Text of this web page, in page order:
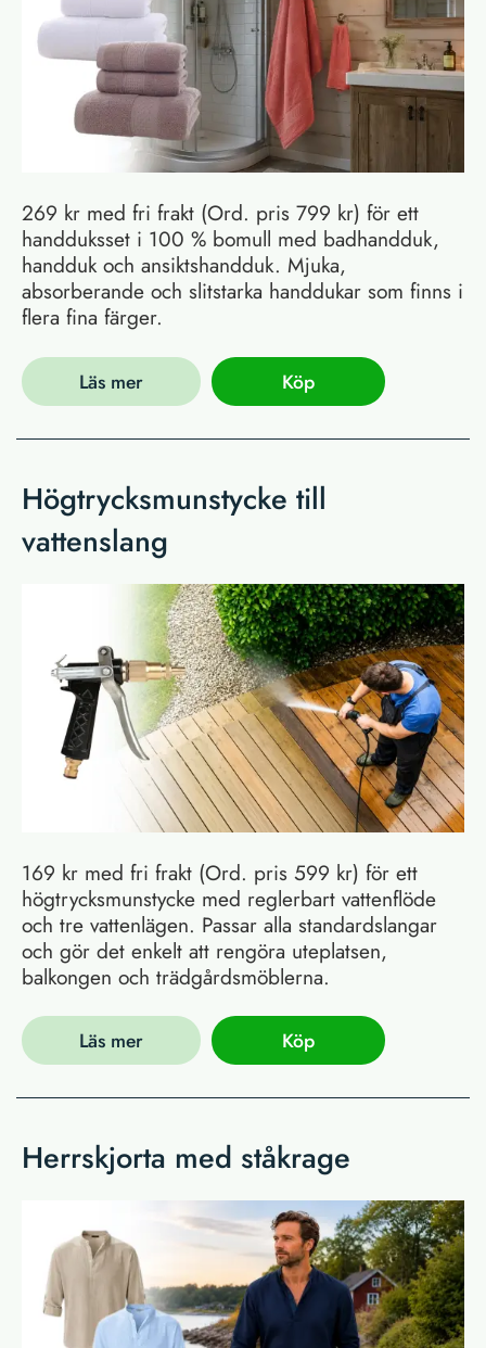
269 kr med fri frakt (Ord. pris 799 kr) för ett
handduksset i 100 % bomull med badhandduk,
handduk och ansiktshandduk. Mjuka,
absorberande och slitstarka handdukar som finns i
flera fina färger.
Läs mer Köp
Högtrycksmunstycke till
vattenslang
169 kr med fri frakt (Ord. pris 599 kr) för ett
högtrycksmunstycke med reglerbart vattenflöde
och tre vattenlägen. Passar alla standardslangar
och gör det enkelt att rengöra uteplatsen,
balkongen och trädgårdsmöblerna.
Läs mer Köp
Herrskjorta med ståkrage